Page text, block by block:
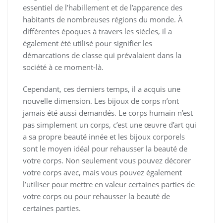
essentiel de l’habillement et de l’apparence des
habitants de nombreuses régions du monde. À
différentes époques à travers les siècles, il a
également été utilisé pour signifier les
démarcations de classe qui prévalaient dans la
société à ce moment-là.
Cependant, ces derniers temps, il a acquis une
nouvelle dimension. Les bijoux de corps n’ont
jamais été aussi demandés. Le corps humain n’est
pas simplement un corps, c’est une œuvre d’art qui
a sa propre beauté innée et les bijoux corporels
sont le moyen idéal pour rehausser la beauté de
votre corps. Non seulement vous pouvez décorer
votre corps avec, mais vous pouvez également
l’utiliser pour mettre en valeur certaines parties de
votre corps ou pour rehausser la beauté de
certaines parties.